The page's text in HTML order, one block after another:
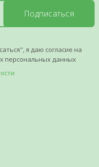
Подписаться
я даю согласие на
персональных данных